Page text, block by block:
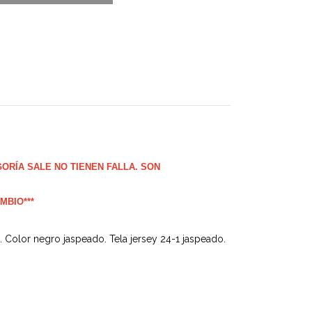
SALE NO TIENEN FALLA. SON
negro jaspeado. Tela jersey 24-1 jaspeado.